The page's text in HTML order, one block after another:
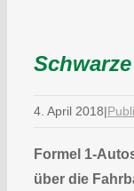
4. April 2018|
Formel 1-
über die